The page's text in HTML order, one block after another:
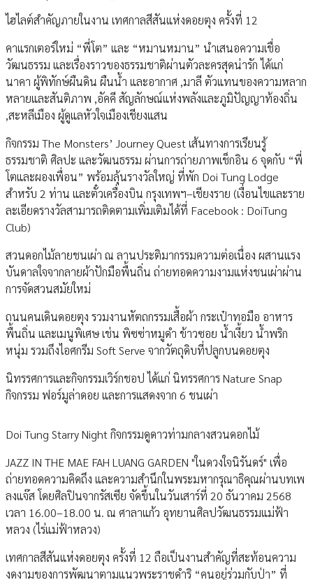
ไฮไลต์สำคัญภายในงาน เทศกาลสีสันแห่งดอยตุง ครั้งที่ 12
คาแรกเตอร์ใหม่ “พี่โต” และ “หมานหมาน” นำเสนอความเชื่อ
วัฒนธรรม และเรื่องราวของธรรมชาติผ่านตัวละครสุดน่ารัก ได้แก่
นาคา ผู้พิทักษ์ผืนดิน ผืนน้ำ และอากาศ ,มาลี ตัวแทนของความหลาก
หลายและสันติภาพ ,อัคคี สัญลักษณ์แห่งพลังและภูมิปัญญาท้องถิ่น
,สะหลีเมือง ผู้ดูแลหัวใจเมืองเชียงแสน
กิจกรรม The Monsters’ Journey Quest เส้นทางการเรียนรู้
ธรรมชาติ ศิลปะ และวัฒนธรรม ผ่านการถ่ายภาพเช็กอิน 6 จุดกับ “พี่
โตและผองเพื่อน” พร้อมลุ้นรางวัลใหญ่ ที่พัก Doi Tung Lodge
สำหรับ 2 ท่าน และตั๋วเครื่องบิน กรุงเทพฯ–เชียงราย (เงื่อนไขและราย
ละเอียดรางวัลสามารถติดตามเพิ่มเติมได้ที่ Facebook : DoiTung
Club)
สวนดอกไม้ลายชนเผ่า ณ ลานประติมากรรมความต่อเนื่อง ผสานแรง
บันดาลใจจากลายผ้าปักมือพื้นถิ่น ถ่ายทอดความงามแห่งชนเผ่าผ่าน
การจัดสวนสมัยใหม่
ถนนคนเดินดอยตุง รวมงานหัตถกรรมเสื้อผ้า กระเป๋าทอมือ อาหาร
พื้นถิ่น และเมนูพิเศษ เช่น พิซซ่าหมูดำ ข้าวซอย น้ำเงี้ยว น้ำพริก
หนุ่ม รวมถึงไอศกรีม Soft Serve จากวัตถุดิบที่ปลูกบนดอยตุง
นิทรรศการและกิจกรรมเวิร์กชอป ได้แก่ นิทรรศการ Nature Snap
กิจกรรม ฟอร์มูล่าดอย และการแสดงจาก 6 ชนเผ่า
Doi Tung Starry Night กิจกรรมดูดาวท่ามกลางสวนดอกไม้
JAZZ IN THE MAE FAH LUANG GARDEN "ในดวงใจนิรันดร์" เพื่อ
ถ่ายทอดความคิดถึง และความสำนึกในพระมหากรุณาธิคุณผ่านบทเพ
ลงแจ๊ส โดยศิลปินจากรัสเซีย จัดขึ้นในวันเสาร์ที่ 20 ธันวาคม 2568
เวลา 16.00–18.00 น. ณ ศาลาแก้ว อุทยานศิลปวัฒนธรรมแม่ฟ้า
หลวง (ไร่แม่ฟ้าหลวง)
เทศกาลสีสันแห่งดอยตุง ครั้งที่ 12 ถือเป็นงานสำคัญที่สะท้อนความ
งดงามของการพัฒนาตามแนวพระราชดำริ “คนอยู่ร่วมกับป่า” ที่